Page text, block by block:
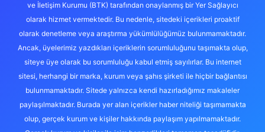
ve İletişim Kurumu (BTK) tarafından onaylanmış bir Yer Sağlayıcı
olarak hizmet vermektedir. Bu nedenle, sitedeki içerikleri proaktif
olarak denetleme veya araştırma yükümlülüğümüz bulunmamaktadır.
Ancak, üyelerimiz yazdıkları içeriklerin sorumluluğunu taşımakta olup,
siteye üye olarak bu sorumluluğu kabul etmiş sayılırlar. Bu internet
sitesi, herhangi bir marka, kurum veya şahıs şirketi ile hiçbir bağlantısı
bulunmamaktadır. Sitede yalnızca kendi hazırladığımız makaleler
paylaşılmaktadır. Burada yer alan içerikler haber niteliği taşımamakta
olup, gerçek kurum ve kişiler hakkında paylaşım yapılmamaktadır.